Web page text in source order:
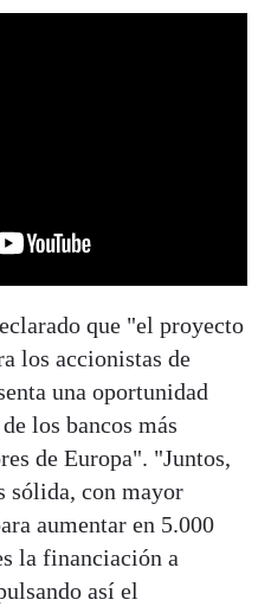
que "el proyecto
los accionistas de
una oportunidad
los bancos más
de Europa". "Juntos,
sólida, con mayor
aumentar en 5.000
la financiación a
así el